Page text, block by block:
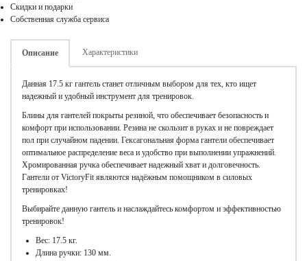
Скидки и подарки
Собственная служба сервиса
Описание Характеристики
Данная 17.5 кг гантель станет отличным выбором для тех, кто ищет
надежный и удобный инструмент для тренировок.
Блины для гантелей покрыты резиной, что обеспечивает безопасность и
комфорт при использовании. Резина не скользит в руках и не повреждает
пол при случайном падении. Гексагональная форма гантели обеспечивает
оптимальное распределение веса и удобство при выполнении упражнений.
Хромированная ручка обеспечивает надежный хват и долговечность.
Гантели от VictoryFit являются надёжным помощником в силовых
тренировках!
Выбирайте данную гантель и наслаждайтесь комфортом и эффективностью
тренировок!
Вес: 17.5 кг.
Длина ручки: 130 мм.